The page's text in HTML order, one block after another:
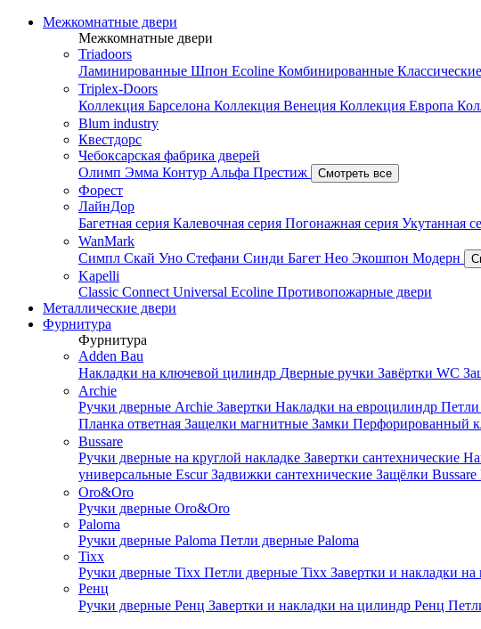
Межкомнатные двери
Межкомнатные двери
Triadoors
Ламинированные Шпон Ecoline Комбинированные Классические
Triplex-Doors
Коллекция Барселона Коллекция Венеция Коллекция Европа
Blum industry
Квестдорс
Чебоксарская фабрика дверей
Олимп Эмма Контур Альфа Престиж Смотреть все
Форест
ЛайнДор
Багетная серия Калевочная серия Погонажная серия Укутанная
WanMark
Симпл Скай Уно Стефани Синди Багет Нео Экошпон Модерн
Kapelli
Classic Connect Universal Ecoline Противопожарные двери
Металлические двери
Фурнитура
Фурнитура
Adden Bau
Накладки на ключевой цилиндр Дверные ручки Завёртки WC
Archie
Ручки дверные Archie Завертки Накладки на евроцилиндр
Планка ответная Защелки магнитные Замки Перфорированный
Bussare
Ручки дверные на круглой накладке Завертки сантехнические
универсальные EscurЗадвижки сантехнические Защёлки Bussare
Oro&Oro
Ручки дверные Oro&Oro
Paloma
Ручки дверные Paloma Петли дверные Paloma
Tixx
Ручки дверные Tixx Петли дверные Tixx Завертки и накладки
Ренц
Ручки дверные Ренц Завертки и накладки на цилиндр Ренц